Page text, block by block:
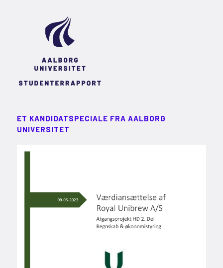
ET KANDIDATSPECIALE FRA AALBORG
UNIVERSITET